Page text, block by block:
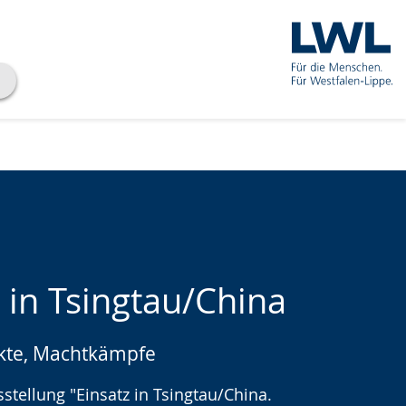
in Tsingtau/China
Machtkämpfe
"Einsatz in Tsingtau/China.